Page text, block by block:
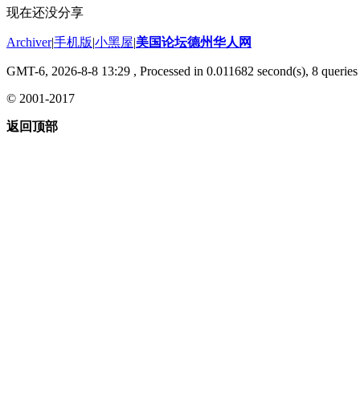
现在还没分享
Archiver|手机版|小黑屋|美国论坛德州华人网
GMT-6, 2026-8-8 13:29 , Processed in 0.011682 second(s), 8 queries
© 2001-2017
返回顶部